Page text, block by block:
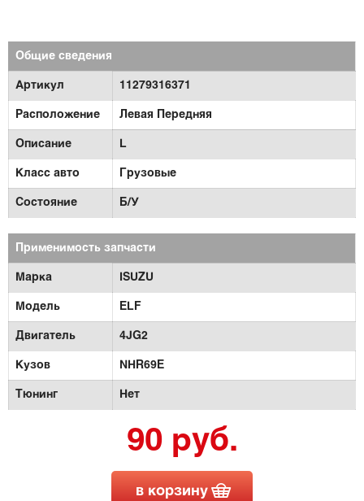
Общие сведения
Артикул 11279316371
Расположение Левая Передняя
Описание L
Класс авто Грузовые
Состояние Б/У
Применимость запчасти
Марка ISUZU
Модель ELF
Двигатель 4JG2
Кузов NHR69E
Тюнинг Нет
90 руб.
в корзину